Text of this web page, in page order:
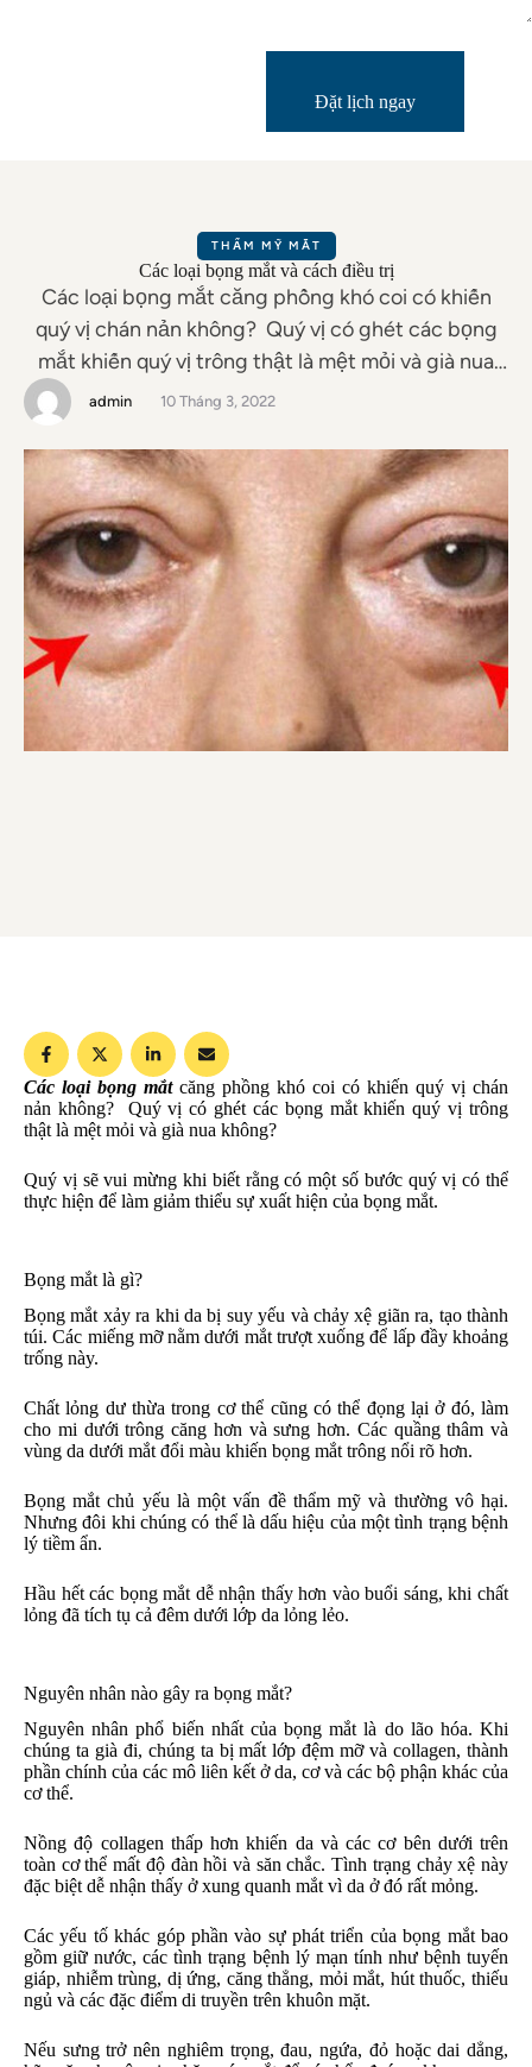
Đặt lịch ngay
THẨM MỸ MẮT
Các loại bọng mắt và cách điều trị
Các loại bọng mắt căng phồng khó coi có khiến
quý vị chán nản không? Quý vị có ghét các bọng
mắt khiến quý vị trông thật là mệt mỏi và già nua
không? Quý vị sẽ vui mừng khi biết rằng có một số
bước quý vị có thể thực hiện để làm giảm …
admin 10 Tháng 3, 2022
Các loại bọng mắtcăng phồng khó coi có khiến quý vị chán
nản không? Quý vị có ghét các bọng mắt khiến quý vị trông
thật là mệt mỏi và già nua không?
Quý vị sẽ vui mừng khi biết rằng có một số bước quý vị có thể
thực hiện để làm giảm thiểu sự xuất hiện của bọng mắt.
Bọng mắt là gì?
Bọng mắt xảy ra khi da bị suy yếu và chảy xệ giãn ra, tạo thành
túi. Các miếng mỡ nằm dưới mắt trượt xuống để lấp đầy khoảng
trống này.
Chất lỏng dư thừa trong cơ thể cũng có thể đọng lại ở đó, làm
cho mi dưới trông căng hơn và sưng hơn. Các quầng thâm và
vùng da dưới mắt đổi màu khiến bọng mắt trông nổi rõ hơn.
Bọng mắt chủ yếu là một vấn đề thẩm mỹ và thường vô hại.
Nhưng đôi khi chúng có thể là dấu hiệu của một tình trạng bệnh
lý tiềm ẩn.
Hầu hết các bọng mắt dễ nhận thấy hơn vào buổi sáng, khi chất
lỏng đã tích tụ cả đêm dưới lớp da lỏng lẻo.
Nguyên nhân nào gây ra bọng mắt?
Nguyên nhân phổ biến nhất của bọng mắt là do lão hóa. Khi
chúng ta già đi, chúng ta bị mất lớp đệm mỡ và collagen, thành
phần chính của các mô liên kết ở da, cơ và các bộ phận khác của
cơ thể.
Nồng độ collagen thấp hơn khiến da và các cơ bên dưới trên
toàn cơ thể mất độ đàn hồi và săn chắc. Tình trạng chảy xệ này
đặc biệt dễ nhận thấy ở xung quanh mắt vì da ở đó rất mỏng.
Các yếu tố khác góp phần vào sự phát triển của bọng mắt bao
gồm giữ nước, các tình trạng bệnh lý mạn tính như bệnh tuyến
giáp, nhiễm trùng, dị ứng, căng thẳng, mỏi mắt, hút thuốc, thiếu
ngủ và các đặc điểm di truyền trên khuôn mặt.
Nếu sưng trở nên nghiêm trọng, đau, ngứa, đỏ hoặc dai dẳng,